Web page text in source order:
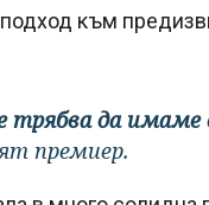
към
трябва да
премиер.